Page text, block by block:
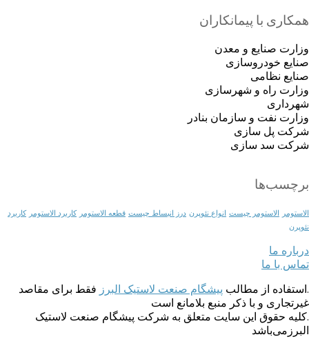
همکاری با پیمانکاران
وزارت صنایع و معدن
صنایع خودروسازی
صنایع نظامی
وزارت راه و شهرسازی
شهرداری
وزارت نفت و سازمان بنادر
شرکت پل سازی
شرکت سد سازی
برچسب‌ها
الاستومر الاستومر چیست انواع نئوپرن درز انبساط چیست قطعه الاستومر کاربرد الاستومر کاربرد
نئوپرن
درباره ما
تماس با ما
.استفاده از مطالب پیشگام صنعت لاستیک البرز فقط برای مقاصد
غیرتجاری و با ذکر منبع بلامانع است
.کلیه حقوق این سایت متعلق به شرکت پیشگام صنعت لاستیک
البرزمی‌باشد